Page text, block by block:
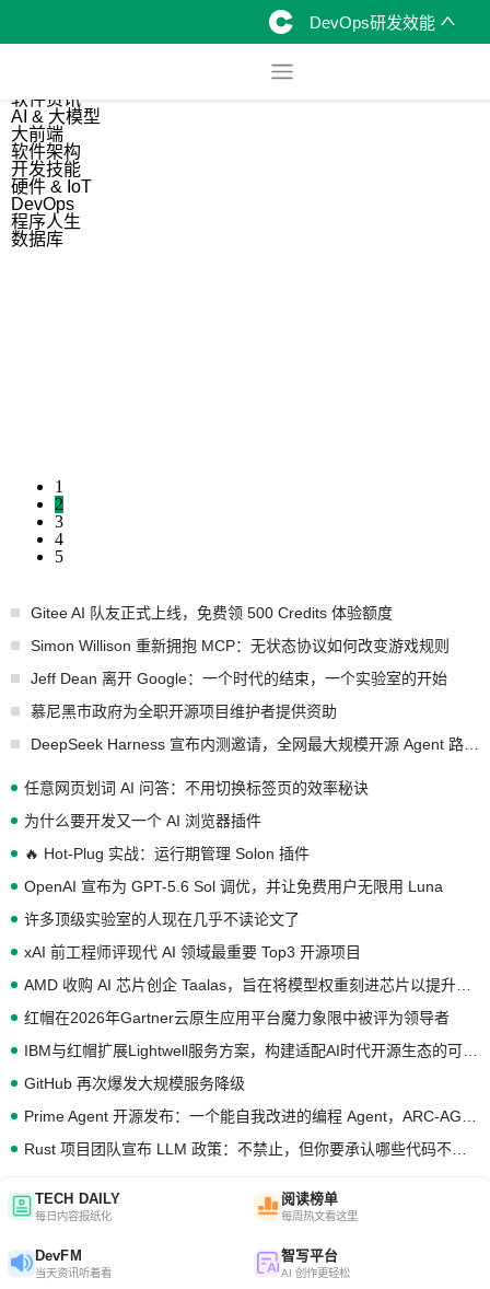
DevOps研发效能
软件资讯
AI & 大模型
大前端
软件架构
开发技能
硬件 & IoT
DevOps
程序人生
数据库
1
2
3
4
5
Gitee AI 队友正式上线，免费领 500 Credits 体验额度
Simon Willison 重新拥抱 MCP：无状态协议如何改变游戏规则
Jeff Dean 离开 Google：一个时代的结束，一个实验室的开始
慕尼黑市政府为全职开源项目维护者提供资助
任意网页划词 AI 问答：不用切换标签页的效率秘诀
为什么要开发又一个 AI 浏览器插件
🔥 Hot-Plug 实战：运行期管理 Solon 插件
OpenAI 宣布为 GPT-5.6 Sol 调优，并让免费用户无限用 Luna
许多顶级实验室的人现在几乎不读论文了
xAI 前工程师评现代 AI 领域最重要 Top3 开源项目
红帽在2026年Gartner云原生应用平台魔力象限中被评为领导者
GitHub 再次爆发大规模服务降级
TECH DAILY
每日内容报纸化
阅读榜单
每周热文看这里
DevFM
当天资讯听着看
智写平台
AI 创作更轻松